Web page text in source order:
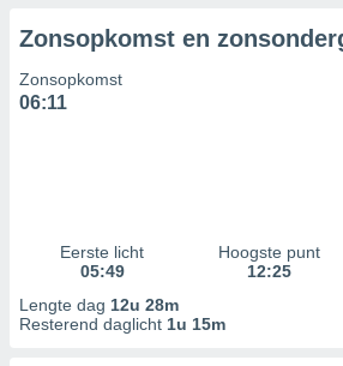
Zonsopkomst en
Zonsopkomst
06:11
Eerste licht
05:49
Hoogste punt
12:25
Lengte dag 12u 28m
Resterend daglicht 1u 15m